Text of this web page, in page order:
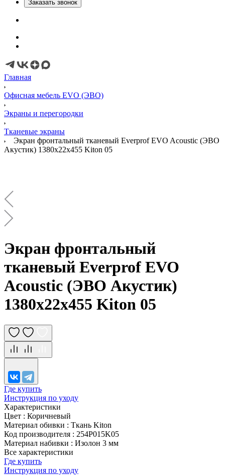
Заказать звонок
Главная
Офисная мебель EVO (ЭВО)
Экраны и перегородки
Тканевые экраны
Экран фронтальный тканевый Everprof EVO Acoustic (ЭВО
Акустик) 1380х22x455 Kiton 05
Экран фронтальный
тканевый Everprof EVO
Acoustic (ЭВО Акустик)
1380х22x455 Kiton 05
Где купить
Инструкция по уходу
Характеристики
Цвет : Коричневый
Материал обивки : Ткань Kiton
Код производителя : 254P015K05
Материал набивки : Изолон 3 мм
Все характеристики
Где купить
Инструкция по уходу